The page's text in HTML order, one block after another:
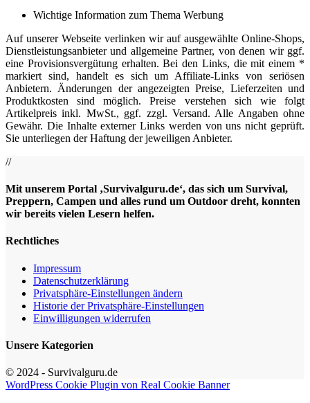
Wichtige Information zum Thema Werbung
Auf unserer Webseite verlinken wir auf ausgewählte Online-Shops,
Dienstleistungsanbieter und allgemeine Partner, von denen wir ggf.
eine Provisionsvergütung erhalten. Bei den Links, die mit einem *
markiert sind, handelt es sich um Affiliate-Links von seriösen
Anbietern. Änderungen der angezeigten Preise, Lieferzeiten und
Produktkosten sind möglich. Preise verstehen sich wie folgt
Artikelpreis inkl. MwSt., ggf. zzgl. Versand. Alle Angaben ohne
Gewähr. Die Inhalte externer Links werden von uns nicht geprüft.
Sie unterliegen der Haftung der jeweiligen Anbieter.
//
Mit unserem Portal ‚Survivalguru.de‘, das sich um Survival,
Preppern, Campen und alles rund um Outdoor dreht, konnten
wir bereits vielen Lesern helfen.
Rechtliches
Impressum
Datenschutzerklärung
Privatsphäre-Einstellungen ändern
Historie der Privatsphäre-Einstellungen
Einwilligungen widerrufen
Unsere Kategorien
© 2024 - Survivalguru.de
WordPress Cookie Plugin von Real Cookie Banner